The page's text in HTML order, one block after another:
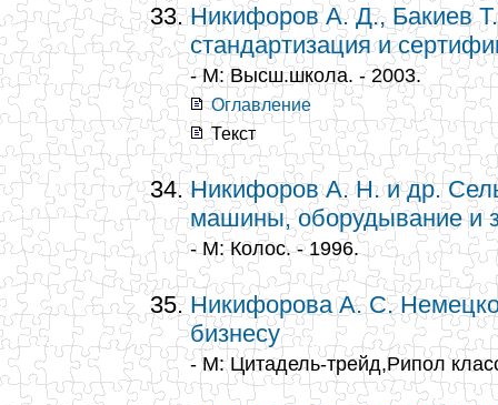
Никифоров А. Д., Бакиев
стандартизация и
- М: Высш.школа. - 2003.
Оглавление
Текст
Никифоров А. Н. и др.
машины, оборудывание и
- М: Колос. - 1996.
Никифорова А. С.
бизнесу
- М: Цитадель-трейд,Рипол